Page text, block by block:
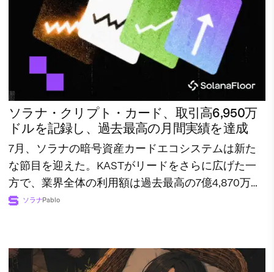
ソラナ・クリプト・カード、取引高6,950万
ドルを記録し、過去最高の月間実績を達成
7月、ソラナの暗号資産カードエコシステムは新た
な節目を迎えた。KASTがリードをさらに広げた一
方で、業界全体の利用額は過去最高の7億4,870万ド
ルに達した。
ソラナPablo